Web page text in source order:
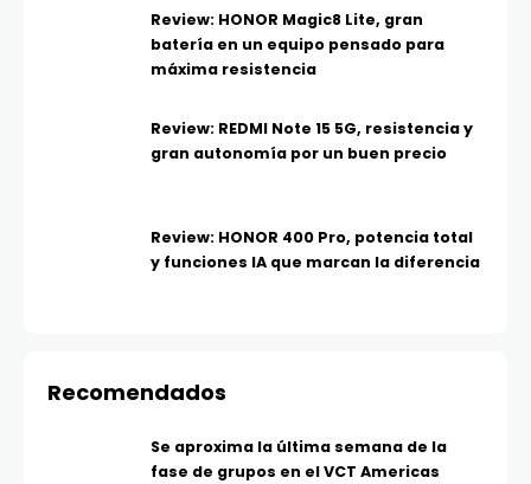
Review: HONOR Magic8 Lite, gran
batería en un equipo pensado para
máxima resistencia
Review: REDMI Note 15 5G, resistencia y
gran autonomía por un buen precio
Review: HONOR 400 Pro, potencia total
y funciones IA que marcan la diferencia
Recomendados
Se aproxima la última semana de la
fase de grupos en el VCT Americas